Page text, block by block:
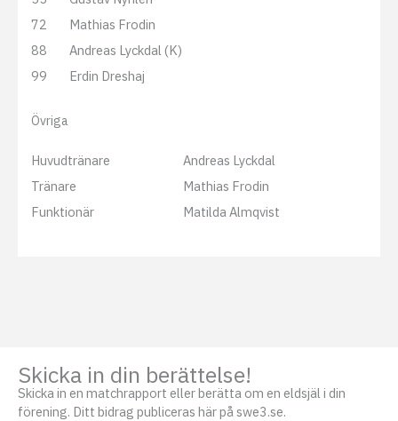
72
Mathias Frodin
88
Andreas Lyckdal (K)
99
Erdin Dreshaj
Övriga
Huvudtränare
Andreas Lyckdal
Tränare
Mathias Frodin
Funktionär
Matilda Almqvist
Skicka in din berättelse!
Skicka in en matchrapport eller berätta om en eldsjäl i din
förening. Ditt bidrag publiceras här på swe3.se.